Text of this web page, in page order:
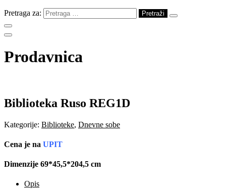
Pretraga za:
Prodavnica
Biblioteka Ruso REG1D
Kategorije: Biblioteke, Dnevne sobe
Cena je na UPIT
Dimenzije 69*45,5*204,5 cm
Opis